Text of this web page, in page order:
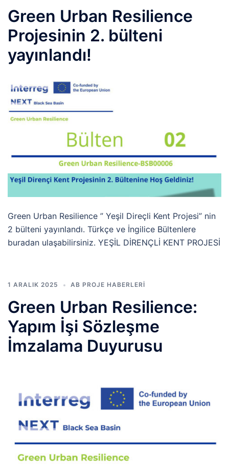
Green Urban Resilience
Projesinin 2. bülteni
yayınlandı!
Green Urban Resilience ” Yeşil Direçli Kent Projesi” nin
2 bülteni yayınlandı. Türkçe ve İngilice Bültenlere
buradan ulaşabilirsiniz. YEŞİL DİRENÇLİ KENT PROJESİ
1 ARALIK 2025 AB PROJE HABERLERI
Green Urban Resilience:
Yapım İşi Sözleşme
İmzalama Duyurusu